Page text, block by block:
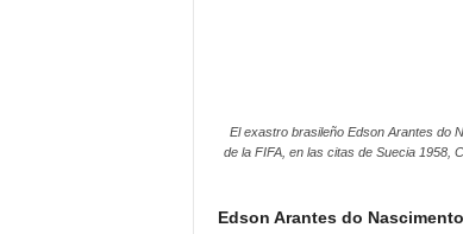
El exastro brasileño Edson Arantes do
de la FIFA, en las citas de Suecia 1958,
Edson Arantes do Nascimento